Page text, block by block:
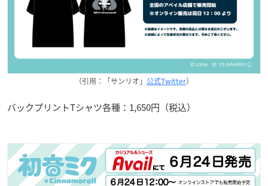
（引用：「サンリオ」 公式Twitter）
バックプリントTシャツ各種：1,650円（税込）